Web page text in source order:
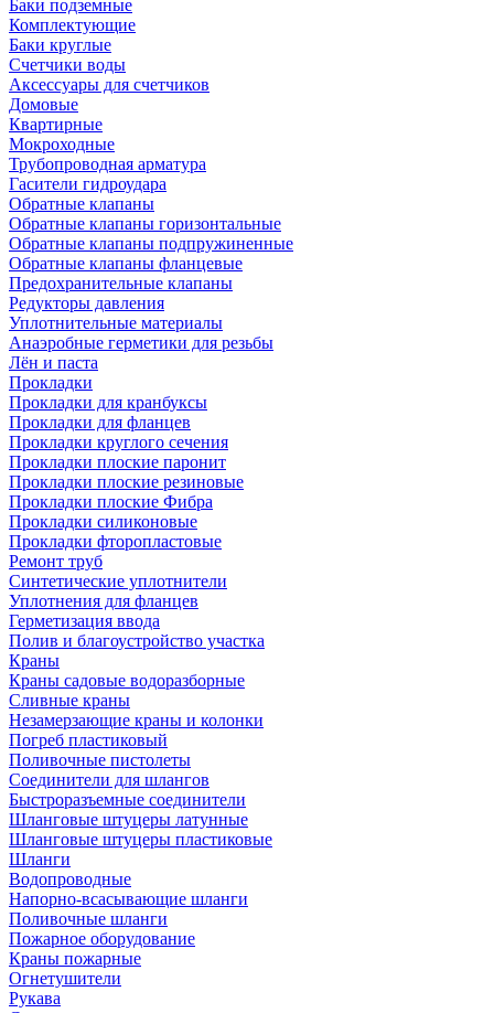
Баки подземные
Комплектующие
Баки круглые
Счетчики воды
Аксессуары для счетчиков
Домовые
Квартирные
Мокроходные
Трубопроводная арматура
Гасители гидроудара
Обратные клапаны
Обратные клапаны горизонтальные
Обратные клапаны подпружиненные
Обратные клапаны фланцевые
Предохранительные клапаны
Редукторы давления
Уплотнительные материалы
Анаэробные герметики для резьбы
Лён и паста
Прокладки
Прокладки для кранбуксы
Прокладки для фланцев
Прокладки круглого сечения
Прокладки плоские паронит
Прокладки плоские резиновые
Прокладки плоские Фибра
Прокладки силиконовые
Прокладки фторопластовые
Ремонт труб
Синтетические уплотнители
Уплотнения для фланцев
Герметизация ввода
Полив и благоустройство участка
Краны
Краны садовые водоразборные
Сливные краны
Незамерзающие краны и колонки
Погреб пластиковый
Поливочные пистолеты
Соединители для шлангов
Быстроразъемные соединители
Шланговые штуцеры латунные
Шланговые штуцеры пластиковые
Шланги
Водопроводные
Напорно-всасывающие шланги
Поливочные шланги
Пожарное оборудование
Краны пожарные
Огнетушители
Рукава